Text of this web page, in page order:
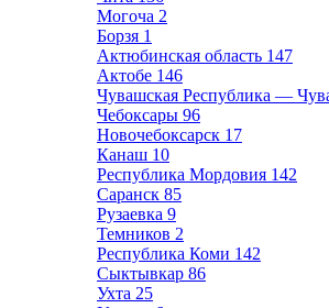
Могоча 2
Борзя 1
Актюбинская область 147
Актобе 146
Чувашская Республика —
Чебоксары 96
Новочебоксарск 17
Канаш 10
Республика Мордовия 142
Саранск 85
Рузаевка 9
Темников 2
Республика Коми 142
Сыктывкар 86
Ухта 25